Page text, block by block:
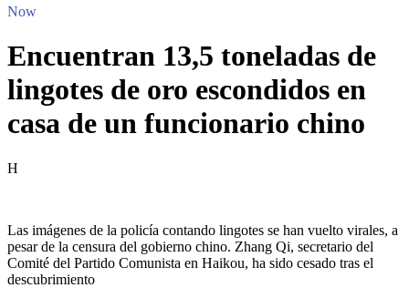
Now
Encuentran 13,5 toneladas de
lingotes de oro escondidos en
casa de un funcionario chino
H
Las imágenes de la policía contando lingotes se han vuelto virales, a
pesar de la censura del gobierno chino. Zhang Qi, secretario del
Comité del Partido Comunista en Haikou, ha sido cesado tras el
descubrimiento